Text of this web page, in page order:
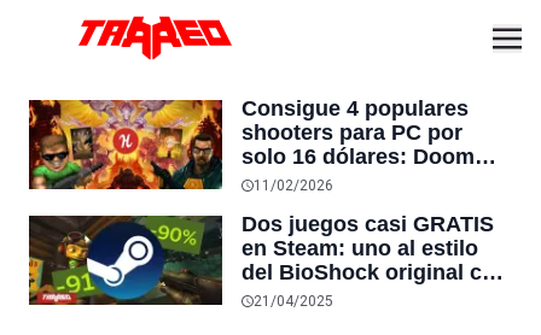
Consigue 4 populares
shooters para PC por
solo 16 dólares: Doom
Eternal, Black Mesa, Prey
nueva oferta Humble
Bundle
11/02/2026
Dos juegos casi GRATIS
en Steam: uno al estilo
del BioShock original con
90% de reseñas muy
21/04/2025